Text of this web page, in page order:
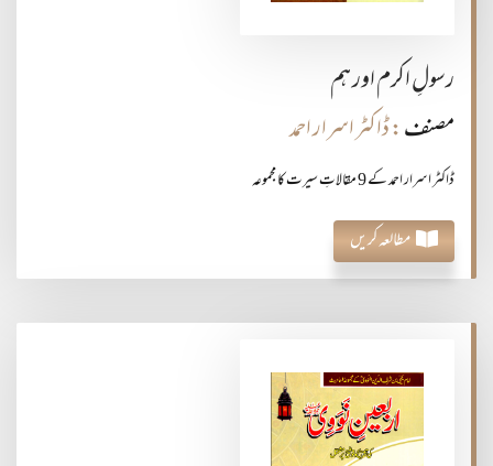
رسولِ اکرم اور ہم
مصنف: ڈاکٹر اسرار احمد
ڈاکٹر اسرار احمد کے 9 مقالاتِ سیرت کا مجموعہ
مطالعہ کریں